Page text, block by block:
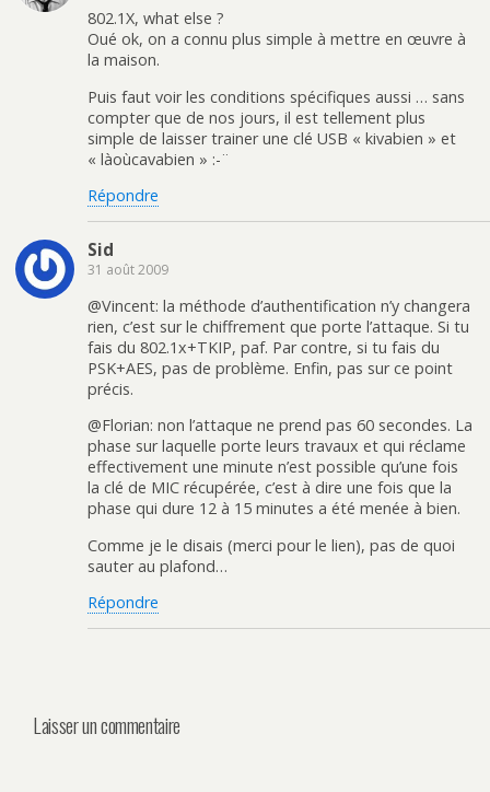
802.1X, what else ?
Oué ok, on a connu plus simple à mettre en œuvre à
la maison.
Puis faut voir les conditions spécifiques aussi … sans
compter que de nos jours, il est tellement plus
simple de laisser trainer une clé USB « kivabien » et
« làoùcavabien » :-¨
Répondre
Sid
31 août 2009
@Vincent: la méthode d’authentification n’y changera
rien, c’est sur le chiffrement que porte l’attaque. Si tu
fais du 802.1x+TKIP, paf. Par contre, si tu fais du
PSK+AES, pas de problème. Enfin, pas sur ce point
précis.
@Florian: non l’attaque ne prend pas 60 secondes. La
phase sur laquelle porte leurs travaux et qui réclame
effectivement une minute n’est possible qu’une fois
la clé de MIC récupérée, c’est à dire une fois que la
phase qui dure 12 à 15 minutes a été menée à bien.
Comme je le disais (merci pour le lien), pas de quoi
sauter au plafond…
Répondre
Laisser un commentaire